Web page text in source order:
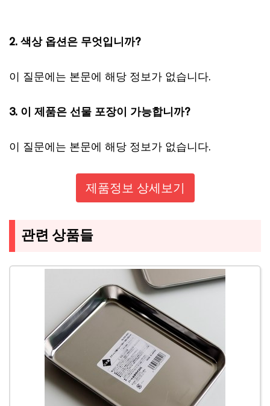
2. 색상 옵션은 무엇입니까?
이 질문에는 본문에 해당 정보가 없습니다.
3. 이 제품은 선물 포장이 가능합니까?
이 질문에는 본문에 해당 정보가 없습니다.
제품정보 상세보기
관련 상품들